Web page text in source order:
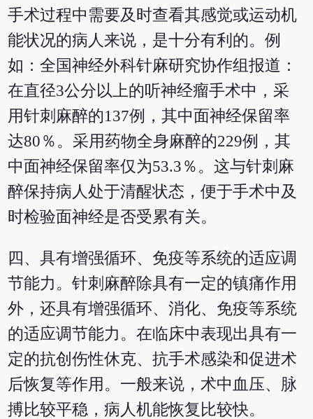
手术过程中需要及时查看其感觉或运动机
能状况的病人来说，是十分有利的。例
如：全国神经外科针麻研究协作组报道：
在直径3公分以上的听神经瘤手术中，采
用针刺麻醉的137例，其中面神经保留率
达80％。采用药物全身麻醉的229例，其
中面神经保留率仅为53.3％。这与针刺麻
醉保持病人处于清醒状态，便于手术中及
时检验面神经是否受累有关。
四、具有增强循环、免疫等系统的适应调
节能力。针刺麻醉除具有一定的镇痛作用
外，还具有增强循环、消化、免疫等系统
的适应调节能力。在临床中表现出具有一
定的抗创伤性休克、抗手术感染和促进术
后恢复等作用。一般来说，术中血压、脉
搏比较平稳，病人机能恢复比较快。